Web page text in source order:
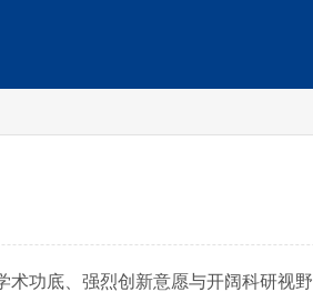
功底、强烈创新意愿与开阔科研视